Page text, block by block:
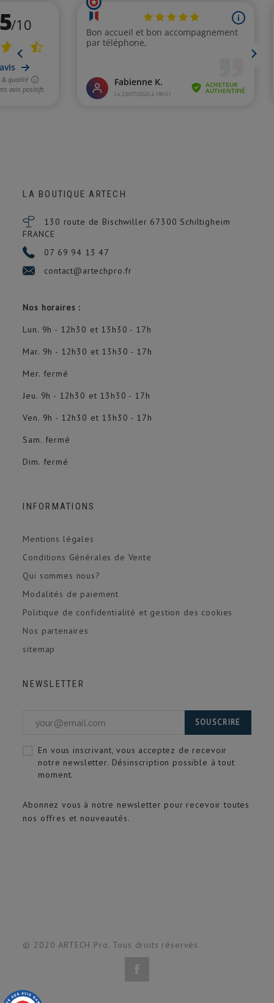
LA BOUTIQUE ARTECH
130 route de Bischwiller 67300 Schiltigheim
FRANCE
07 69 94 13 47
contact@artechpro.fr
Nos horaires :
Lun. 9h - 12h30 et 13h30 - 17h
Mar. 9h - 12h30 et 13h30 - 17h
Mer. fermé
Jeu. 9h - 12h30 et 13h30 - 17h
Ven. 9h - 12h30 et 13h30 - 17h
Sam. fermé
Dim. fermé
INFORMATIONS
Mentions légales
Conditions Générales de Vente
Qui sommes nous?
Modalités de paiement
Politique de confidentialité et gestion des cookies
Nos partenaires
sitemap
NEWSLETTER
Abonnez vous à notre newsletter pour recevoir toutes
nos offres et nouveautés.
SOUSCRIRE
En vous inscrivant, vous acceptez de recevoir
notre newsletter. Désinscription possible à tout
moment.
© 2020 ARTECH Pro. Tous droits réservés.